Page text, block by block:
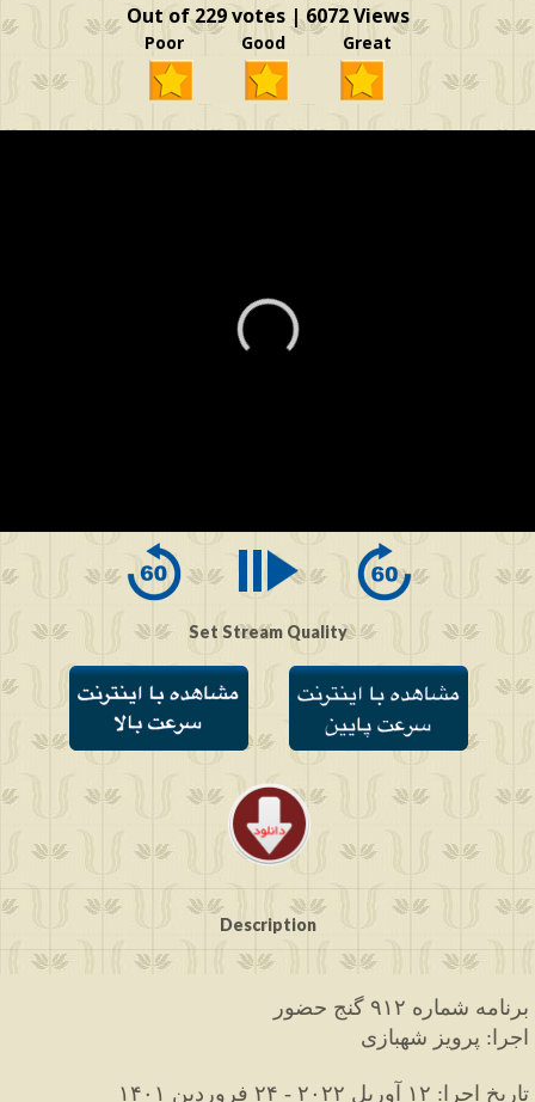
Out of 229 votes | 6072 Views
Poor Good Great
of
Set Stream Quality
Description
برنامه شماره ۹۱۲ گنج حضور
اجرا: پرویز شهبازی
۱۴۰۱
تاریخ اجرا: ۱۲ آوریل ۲۰۲۲ - ۲۴ فروردین